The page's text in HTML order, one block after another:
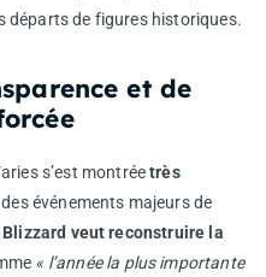
départs de figures historiques.
et de
s’est montréetrès
événements majeurs de
Blizzard veut reconstruire la
« l’année la plus importante